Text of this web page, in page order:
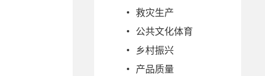
救灾生产
公共文化体育
乡村振兴
产品质量